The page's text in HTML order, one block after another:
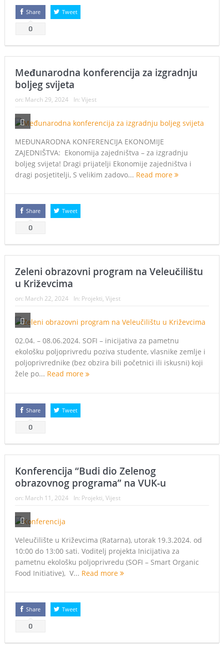
Share
0
Tweet
Međunarodna konferencija za izgradnju
boljeg svijeta
on: March 29, 2024 In: Vijest
MEĐUNARODNA KONFERENCIJA EKONOMIJE
ZAJEDNIŠTVA: Ekonomija zajedništva – za izgradnju
boljeg svijeta! Dragi prijatelji Ekonomije zajedništva i
dragi posjetitelji, S velikim zadovo... Read more
Share
0
Tweet
Zeleni obrazovni program na Veleučilištu
u Križevcima
on: March 22, 2024 In: Projekti, Vijest
02.04. – 08.06.2024. SOFI – inicijativa za pametnu
ekološku poljoprivredu poziva studente, vlasnike zemlje i
poljoprivrednike (bez obzira bili početnici ili iskusni) koji
žele po... Read more
Share
0
Tweet
Konferencija “Budi dio Zelenog
obrazovnog programa” na VUK-u
on: March 11, 2024 In: Projekti, Vijest
Veleučilište u Križevcima (Ratarna), utorak 19.3.2024. od
10:00 do 13:00 sati. Voditelj projekta Inicijativa za
pametnu ekološku poljoprivredu (SOFI – Smart Organic
Food Initiative), V... Read more
Share
0
Tweet